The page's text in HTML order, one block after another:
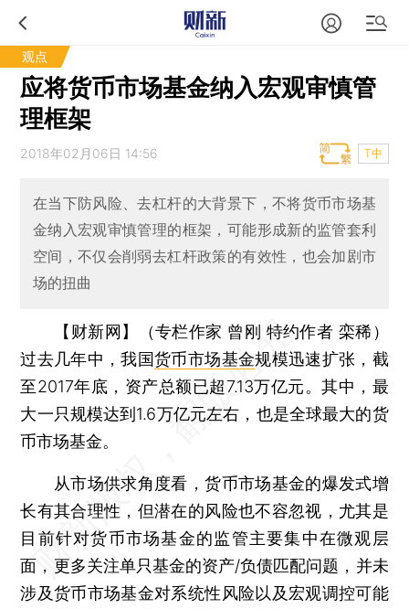
观点
应将货币市场基金纳入宏观审慎管
理框架
2018年02月06日 14:56 T中
在当下防风险、去杠杆的大背景下，不将货币市场基
金纳入宏观审慎管理的框架，可能形成新的监管套利
空间，不仅会削弱去杠杆政策的有效性，也会加剧市
场的扭曲
【财新网】（专栏作家 曾刚 特约作者 栾稀）
过去几年中，我国货币市场基金规模迅速扩张，截
至2017年底，资产总额已超7.13万亿元。其中，最
大一只规模达到1.6万亿元左右，也是全球最大的货
币市场基金。
从市场供求角度看，货币市场基金的爆发式增
长有其合理性，但潜在的风险也不容忽视，尤其是
目前针对货币市场基金的监管主要集中在微观层
面，更多关注单只基金的资产/负债匹配问题，并未
涉及货币市场基金对系统性风险以及宏观调控可能